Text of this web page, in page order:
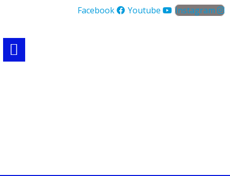
Facebook Youtube Instagram